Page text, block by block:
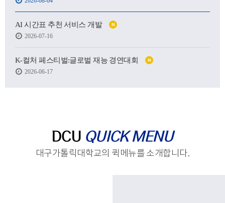
어디로 가야 하는지,
어떤 사람이 될 수 있을지.
하지만 처음 마주한 강의실도,
처음 건넨 인사도,
생각보다 낯설고 서툴렀습니다.
AI 시간표 추천 서비스 개발 N
2026-07-16
K-컬처 페스티벌:글로벌 재능 경연대회 N
2026-06-17
DCU QUICK MENU
대구가톨릭대학교의 퀵메뉴를 소개합니다.